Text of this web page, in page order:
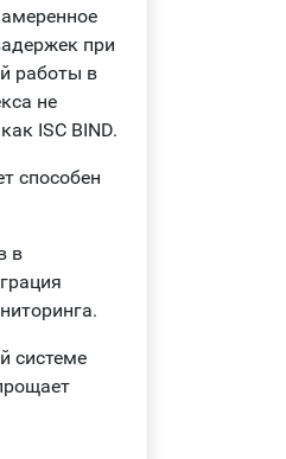
при
работы в
не
ISC BIND.
способен
в
системе